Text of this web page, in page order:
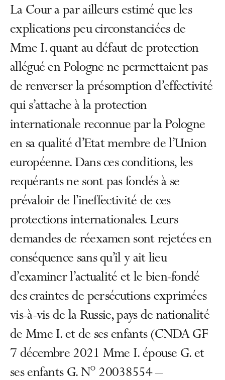
La Cour a par ailleurs estimé que les
explications peu circonstanciées de
Mme I. quant au défaut de protection
allégué en Pologne ne permettaient pas
de renverser la présomption d’effectivité
qui s’attache à la protection
internationale reconnue par la Pologne
en sa qualité d’Etat membre de l’Union
européenne. Dans ces conditions, les
requérants ne sont pas fondés à se
prévaloir de l’ineffectivité de ces
protections internationales. Leurs
demandes de réexamen sont rejetées en
conséquence sans qu’il y ait lieu
d’examiner l’actualité et le bien-fondé
des craintes de persécutions exprimées
vis-à-vis de la Russie, pays de nationalité
de Mme I. et de ses enfants (CNDA GF
7 décembre 2021 Mme I. épouse G. et
ses enfants G. N° 20038554 –